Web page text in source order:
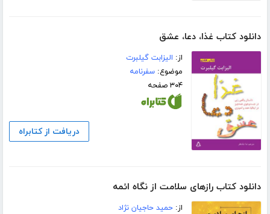
دانلود کتاب غذا، دعا، عشق
از: الیزابت گیلبرت
موضوع:سفرنامه
۳۰۴ صفحه
دریافت از کتابراه
دانلود کتاب رازهای سلامت از نگاه ائمه
از:حمید حاجیان نژاد